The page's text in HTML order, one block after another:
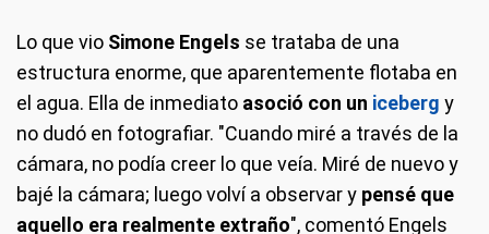
Lo que vio Simone Engels se trataba de una
estructura enorme, que aparentemente flotaba en
el agua. Ella de inmediato asoció con un iceberg y
no dudó en fotografiar. "Cuando miré a través de la
cámara, no podía creer lo que veía. Miré de nuevo y
bajé la cámara; luego volví a observar y pensé que
aquello era realmente extraño", comentó Engels